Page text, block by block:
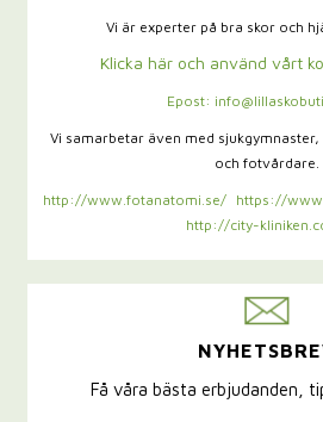
Vi är experter på bra skor och
Klicka här och använd vårt
Epost:
Vi samarbetar även med sjukgymnaster,
och fotvårdare.
http://www.fotanatomi.se/
https://
http://city-
Få våra bästa erbjudanden,